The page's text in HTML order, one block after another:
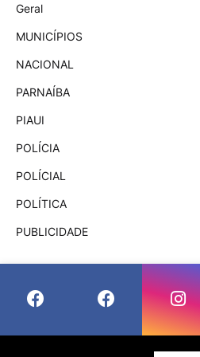
Geral
MUNICÍPIOS
NACIONAL
PARNAÍBA
PIAUI
POLÍCIA
POLÍCIAL
POLÍTICA
PUBLICIDADE